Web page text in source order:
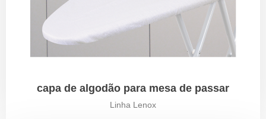
capa de algodão para mesa de passar
Linha Lenox